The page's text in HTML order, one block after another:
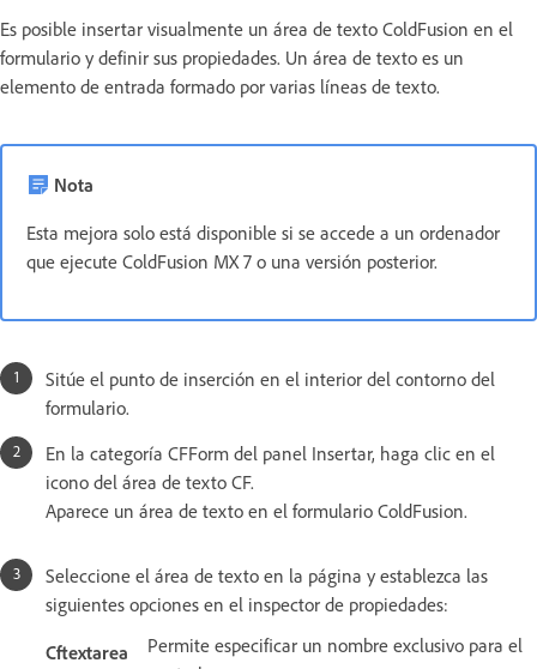
Es posible insertar visualmente un área de texto ColdFusion en el
formulario y definir sus propiedades. Un área de texto es un
elemento de entrada formado por varias líneas de texto.
Nota
Esta mejora solo está disponible si se accede a un ordenador
que ejecute ColdFusion MX 7 o una versión posterior.
Sitúe el punto de inserción en el interior del contorno del
formulario.
En la categoría CFForm del panel Insertar, haga clic en el
icono del área de texto CF.
Aparece un área de texto en el formulario ColdFusion.
Seleccione el área de texto en la página y establezca las
siguientes opciones en el inspector de propiedades:
Cftextarea
Permite especificar un nombre exclusivo para el